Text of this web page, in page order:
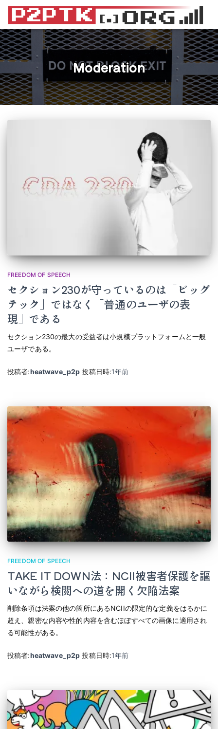
Moderation
FREEDOM OF SPEECH
セクション230が守っているのは「ビッグ
テック」ではなく「普通のユーザの表
現」である
セクション230の最大の受益者は小規模プラットフォームと一般
ユーザである。
投稿者:heatwave_p2p 投稿日時:1年前
FREEDOM OF SPEECH
TAKE IT DOWN法：NCII被害者保護を謳
いながら検閲への道を開く欠陥法案
削除条項は法案の他の箇所にあるNCIIの限定的な定義をはるかに
超え、親密な内容や性的内容を含むほぼすべての画像に適用され
る可能性がある。
投稿者:heatwave_p2p 投稿日時:1年前